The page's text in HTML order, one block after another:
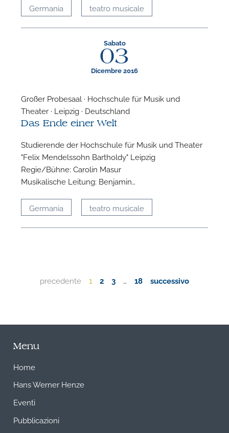
Germania teatro musicale
Sabato
03
Dicembre 2016
Großer Probesaal · Hochschule für Musik und
Theater · Leipzig · Deutschland
Das Ende einer Welt
Studierende der Hochschule für Musik und Theater
"Felix Mendelssohn Bartholdy" Leipzig
Regie/Bühne: Carolin Masur
Musikalische Leitung: Benjamin…
Germania teatro musicale
precedente 1 2 3 18 successivo
Menu
Home
Hans Werner Henze
Eventi
Pubblicazioni